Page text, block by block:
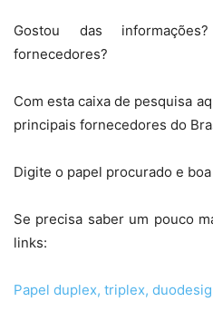
Gostou das
fornecedores?
Com esta caixa de pesquisa
principais fornecedores do
Digite o papel procurado e
Se precisa saber um pouco
links:
Papel duplex, triplex,